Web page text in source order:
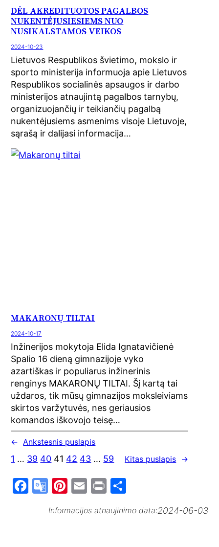
DĖL AKREDITUOTOS PAGALBOS
NUKENTĖJUSIESIEMS NUO
NUSIKALSTAMOS VEIKOS
2024-10-23
Lietuvos Respublikos švietimo, mokslo ir
sporto ministerija informuoja apie Lietuvos
Respublikos socialinės apsaugos ir darbo
ministerijos atnaujintą pagalbos tarnybų,
organizuojančių ir teikiančių pagalbą
nukentėjusiems asmenims visoje Lietuvoje,
sąrašą ir dalijasi informacija…
MAKARONŲ TILTAI
2024-10-17
Inžinerijos mokytoja Elida Ignatavičienė
Spalio 16 dieną gimnazijoje vyko
azartiškas ir populiarus inžinerinis
renginys MAKARONŲ TILTAI. Šį kartą tai
uždaros, tik mūsų gimnazijos moksleiviams
skirtos varžytuvės, nes geriausios
komandos iškovojo teisę…
← Ankstesnis puslapis
1 … 39 40 41 42 43 … 59 Kitas puslapis →
F
G
o
Pi
er
E
ai
Pr
t
ar
Informacijos atnaujinimo data:2024-06-03